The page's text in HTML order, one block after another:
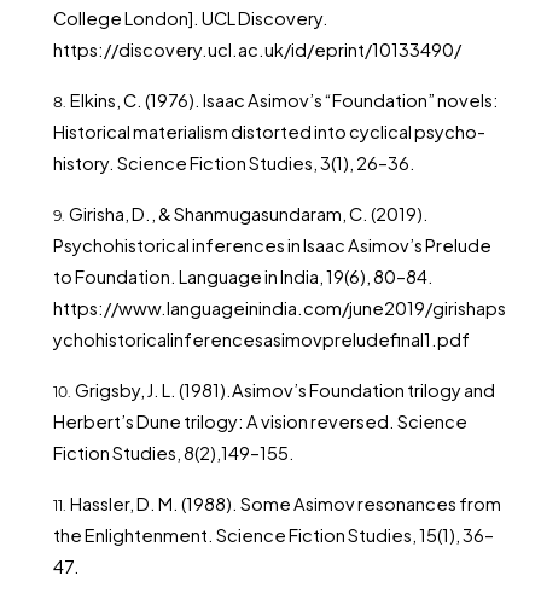
College London]. UCL Discovery.
https://discovery.ucl.ac.uk/id/eprint/10133490/
Elkins, C. (1976). Isaac Asimov’s “Foundation” novels:
Historical materialism distorted into cyclical psycho-
history. Science Fiction Studies, 3(1), 26–36.
Girisha, D., & Shanmugasundaram, C. (2019).
Psychohistorical inferences in Isaac Asimov’s Prelude
to Foundation. Language in India, 19(6), 80–84.
https://www.languageinindia.com/june2019/girishaps
ychohistoricalinferencesasimovpreludefinal1.pdf
Grigsby, J. L. (1981).Asimov’s Foundation trilogy and
Herbert’s Dune trilogy: A vision reversed. Science
Fiction Studies, 8(2),149–155.
Hassler, D. M. (1988). Some Asimov resonances from
the Enlightenment. Science Fiction Studies, 15(1), 36–
47.